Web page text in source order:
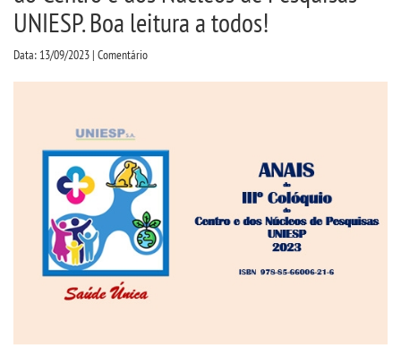
CPSA
PROUNI
BACHARELADOS
LICENCIATURAS
TECNOLÓGICOS
UNIESP. Boa leitura a todos!
Data: 13/09/2023 | Comentário